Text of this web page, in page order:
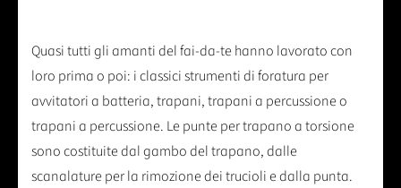
Quasi tutti gli amanti del fai-da-te hanno lavorato con
loro prima o poi: i classici strumenti di foratura per
avvitatori a batteria, trapani, trapani a percussione o
trapani a percussione. Le punte per trapano a torsione
sono costituite dal gambo del trapano, dalle
scanalature per la rimozione dei trucioli e dalla punta.